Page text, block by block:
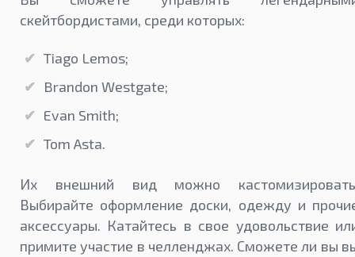
скейтбордистами, среди которых:
Tiago Lemos;
Brandon Westgate;
Evan Smith;
Tom Asta.
Их внешний вид можно
Выбирайте оформление доски, одежду и
аксессуары. Катайтесь в свое удовольствие
примите участие в челленджах. Сможете ли вы